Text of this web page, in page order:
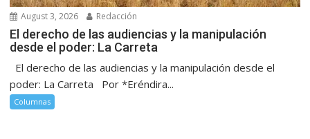
August 3, 2026 Redacción
El derecho de las audiencias y la manipulación
desde el poder: La Carreta
El derecho de las audiencias y la manipulación desde el
poder: La Carreta Por *Eréndira...
Columnas